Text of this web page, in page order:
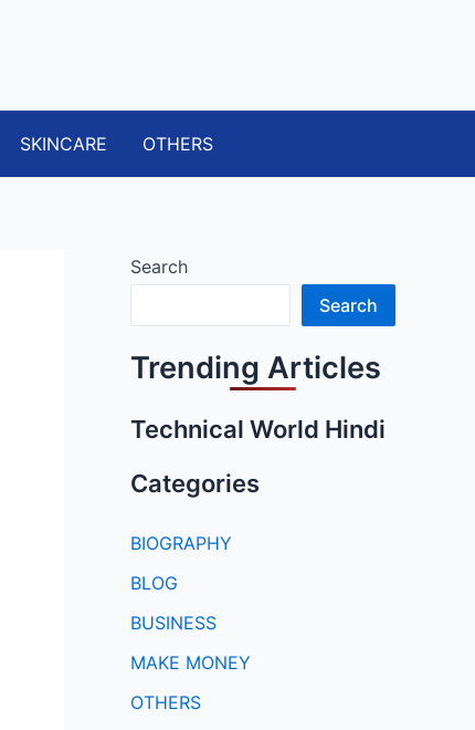
SKINCARE OTHERS
Search
Search
Trending Articles
Technical World Hindi
Categories
BIOGRAPHY
BLOG
BUSINESS
MAKE MONEY
OTHERS